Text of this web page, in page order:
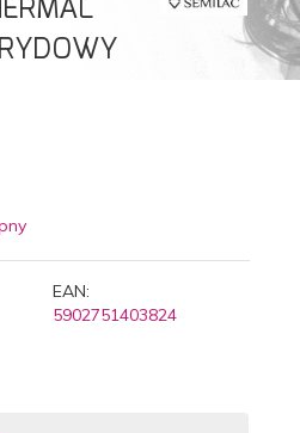
EAN:
5902751403824